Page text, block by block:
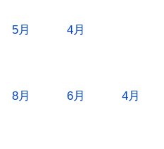
5月 4月
8月 6月
4月